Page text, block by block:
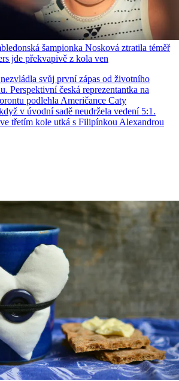
šampionka Nosková ztratila téměř
jde překvapivě z kola ven
svůj první zápas od životního
Perspektivní česká reprezentantka na
podlehla Američance Caty
v úvodní sadě neudržela vedení 5:1.
třetím kole utká s Filipínkou Alexandrou